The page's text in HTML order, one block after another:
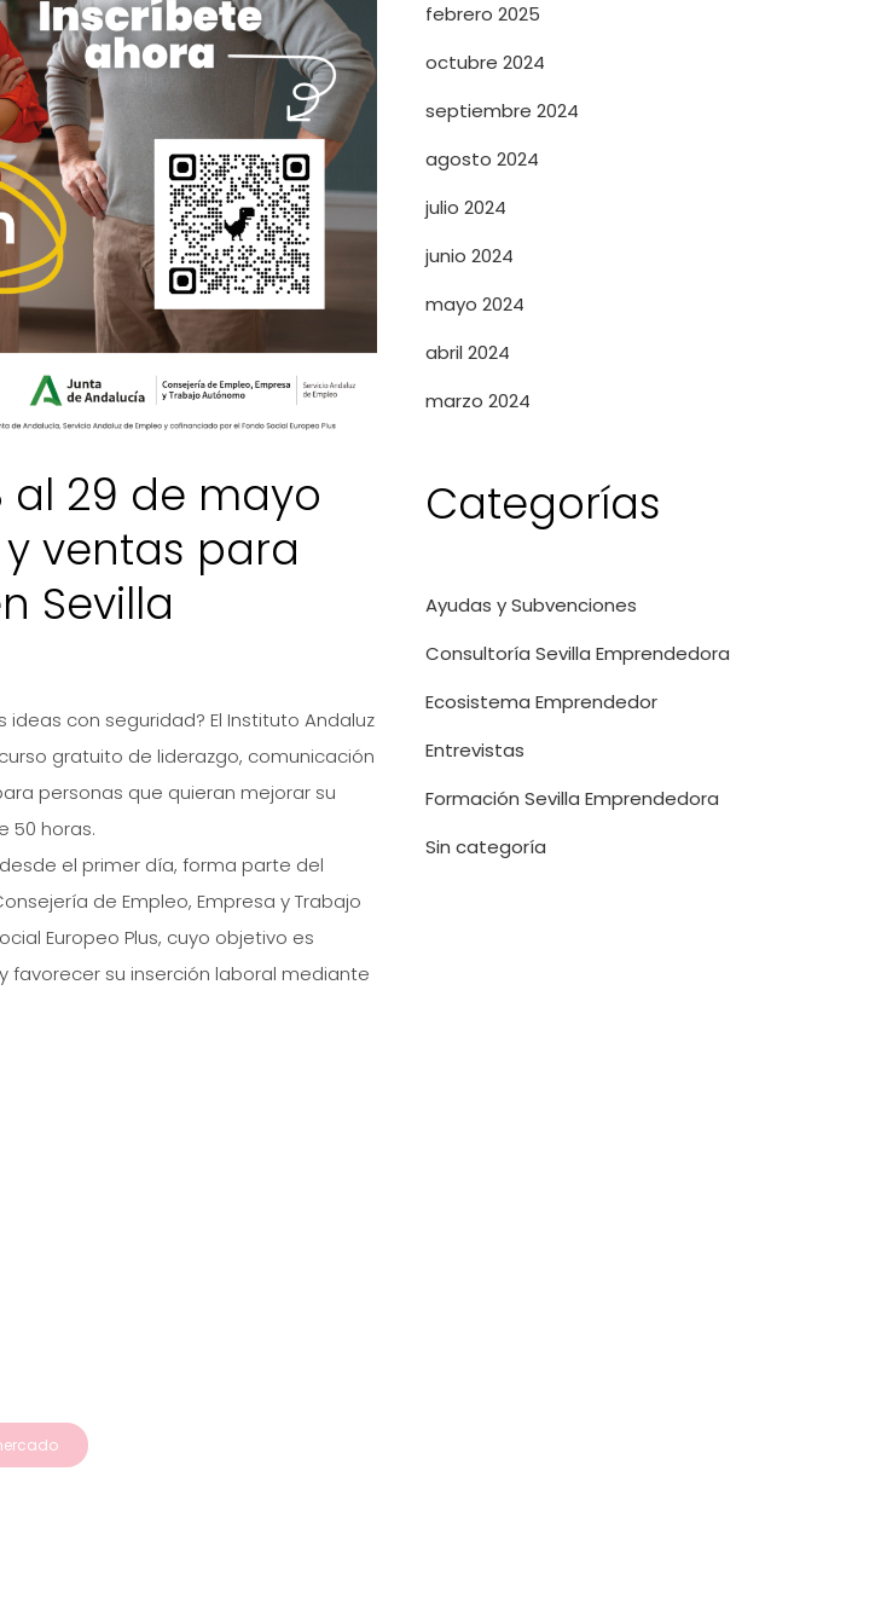
al 29 de mayo
ventas para
Sevilla
con seguridad? El Instituto Andaluz
gratuito de liderazgo, comunicación
personas que quieran mejorar su
50 horas.
el primer día, forma parte del
de Empleo, Empresa y Trabajo
Europeo Plus, cuyo objetivo es
favorecer su inserción laboral mediante
febrero 2025
octubre 2024
septiembre 2024
agosto 2024
julio 2024
junio 2024
mayo 2024
abril 2024
marzo 2024
Categorías
Ayudas y Subvenciones
Consultoría Sevilla Emprendedora
Ecosistema Emprendedor
Entrevistas
Formación Sevilla Emprendedora
Sin categoría